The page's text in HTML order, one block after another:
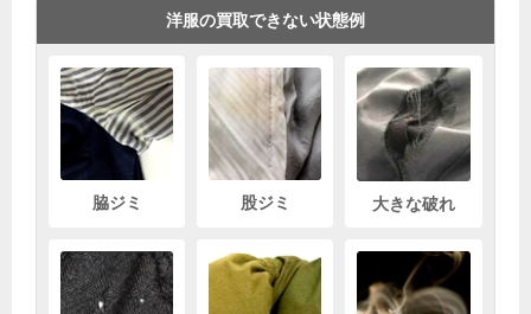
洋服の買取できない状態例
脇ジミ 股ジミ 大きな破れ